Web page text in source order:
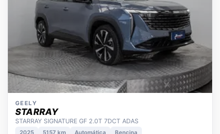
GEELY
STARRAY
STARRAY SIGNATURE GF 2.0T 7DCT ADAS